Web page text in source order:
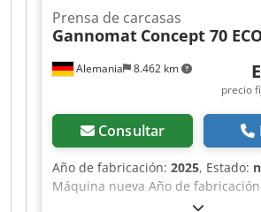
Alemania 8.462 km
Prensa de carcasas
Gannomat Concept 70
precio
Consultar
Año de fabricación: 2025, Estado:
Máquina nueva Año de
Equipamiento y datos técnicos: